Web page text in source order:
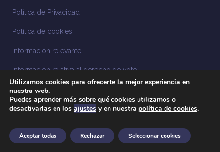
Política de Privacidad
Política de cookies
Información relevante
Información relativa al derecho de voto
Información relacionada con la sostenibilidad
Sistema Interno de Información
Anuncios legales
Utilizamos cookies para ofrecerte la mejor experiencia en
nuestra web.
Puedes aprender más sobre qué cookies utilizamos o
desactivarlas en los ajustes y en nuestra política de cookies.
Aceptar todas Rechazar Seleccionar cookies